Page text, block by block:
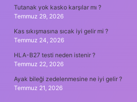
Tutanak yok kasko karşılar mı ?
Temmuz 29, 2026
Kas sıkışmasına sıcak iyi gelir mi ?
Temmuz 24, 2026
HLA-B27 testi neden istenir ?
Temmuz 22, 2026
Ayak bileği zedelenmesine ne iyi gelir ?
Temmuz 21, 2026